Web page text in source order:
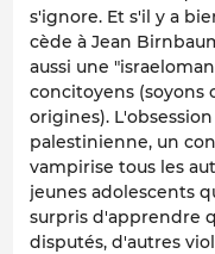
s'ignore. Et s'il y a
cède à Jean
aussi une
concitoyens (soyons
origines).
palestinienne, un
vampirise tous les
jeunes adolescents
surpris d'apprendre
disputés, d'autres